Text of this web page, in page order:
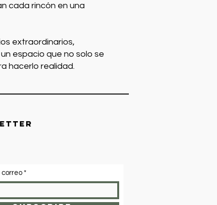
cada rincón en una
extraordinarios,
espacio que no solo se
hacerlo realidad.
correo